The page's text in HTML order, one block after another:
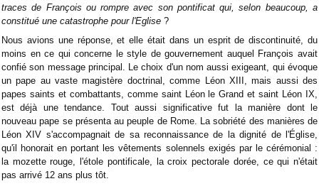
traces de François ou rompre avec son pontificat qui, selon beaucoup, a
constitué une catastrophe pour l'Eglise ?
Nous avions une réponse, et elle était dans un esprit de discontinuité, du
moins en ce qui concerne le style de gouvernement auquel François avait
confié son message principal. Le choix d'un nom aussi exigeant, qui évoque
un pape au vaste magistère doctrinal, comme Léon XIII, mais aussi des
papes saints et combattants, comme saint Léon le Grand et saint Léon IX,
est déjà une tendance. Tout aussi significative fut la manière dont le
nouveau pape se présenta au peuple de Rome. La sobriété des manières de
Léon XIV s'accompagnait de sa reconnaissance de la dignité de l'Église,
qu'il honorait en portant les vêtements solennels exigés par le cérémonial :
la mozette rouge, l'étole pontificale, la croix pectorale dorée, ce qui n'était
pas arrivé 12 ans plus tôt.